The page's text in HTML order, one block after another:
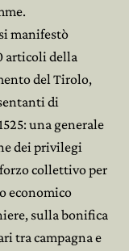
manifestò
articoli della
del Tirolo,
di
una generale
dei privilegi
collettivo per
economico
sulla bonifica
tra campagna e